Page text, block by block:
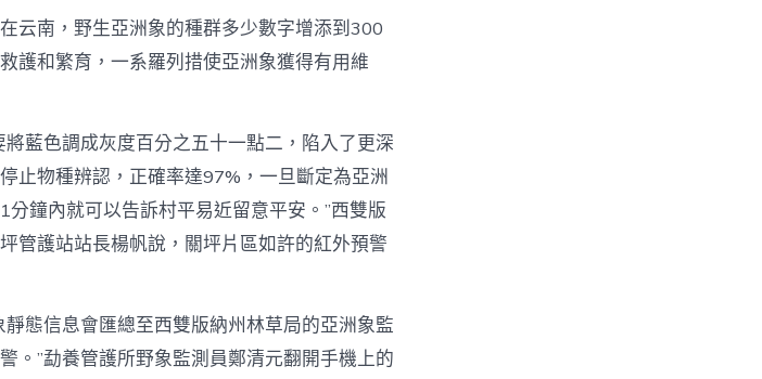
云南，野生亞洲象的種群多少數字增添到300
護和繁育，一系羅列措使亞洲象獲得有用維
藍色調成灰度百分之五十一點二，陷入了更深
止物種辨認，正確率達97%，一旦斷定為亞洲
鐘內就可以告訴村平易近留意平安。”西雙版
管護站站長楊帆說，關坪片區如許的紅外預警
態信息會匯總至西雙版納州林草局的亞洲象監
。”勐養管護所野象監測員鄭清元翻開手機上的